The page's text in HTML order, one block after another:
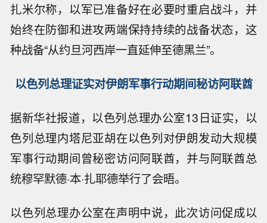
扎米尔称，以军已准备好在必要时重启战斗，并
始终在防御和进攻两端保持持续的战备状态，这
种战备“从约旦河西岸一直延伸至德黑兰”。
以色列总理证实对伊朗军事行动期间秘访阿联酋
据新华社报道，以色列总理办公室13日证实，以
色列总理内塔尼亚胡在以色列对伊朗发动大规模
军事行动期间曾秘密访问阿联酋，并与阿联酋总
统穆罕默德·本·扎耶德举行了会晤。
以色列总理办公室在声明中说，此次访问促成以